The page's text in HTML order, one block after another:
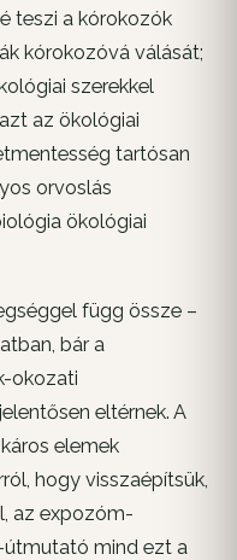
teszi a kórokozók
kórokozóvá válását;
szerekkel
az ökológiai
tartósan
orvoslás
ökológiai
függ össze –
bár a
okozati
eltérnek. A
elemek
hogy visszaépítsük,
az expozóm-
mind ezt a